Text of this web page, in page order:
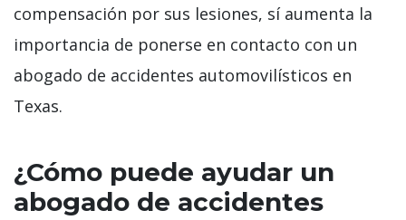
compensación por sus lesiones, sí aumenta la
importancia de ponerse en contacto con un
abogado de accidentes automovilísticos en
Texas.
¿Cómo puede ayudar un
abogado de accidentes